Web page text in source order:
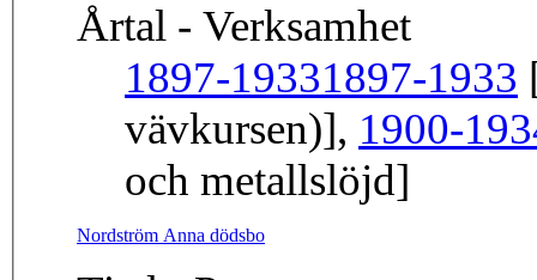
Årtal - Verksamhet
1897-19331897-1933
vävkursen)], 1900-
och metallslöjd]
Nordström Anna dödsbo